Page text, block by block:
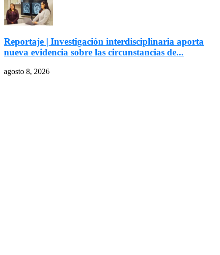
Reportaje | Investigación interdisciplinaria aporta
nueva evidencia sobre las circunstancias de...
agosto 8, 2026